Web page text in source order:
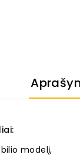
modelį,